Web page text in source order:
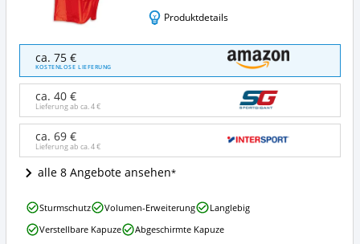
Produktdetails
Tatonka
Regencape
Cape
Men
2795
Angebote:
dieser
Regenponcho
ca. 75 €
KOSTENLOSE LIEFERUNG
ca. 40 €
Lieferung ab ca.4 €
ca. 69 €
Lieferung ab ca.4 €
alle 8 Angebote ansehen
Tatonka
Regencape
Cape
Sturmschutz Volumen-Erweiterung
Langlebig
Verstellbare Kapuze
Abgeschirmte Kapuze